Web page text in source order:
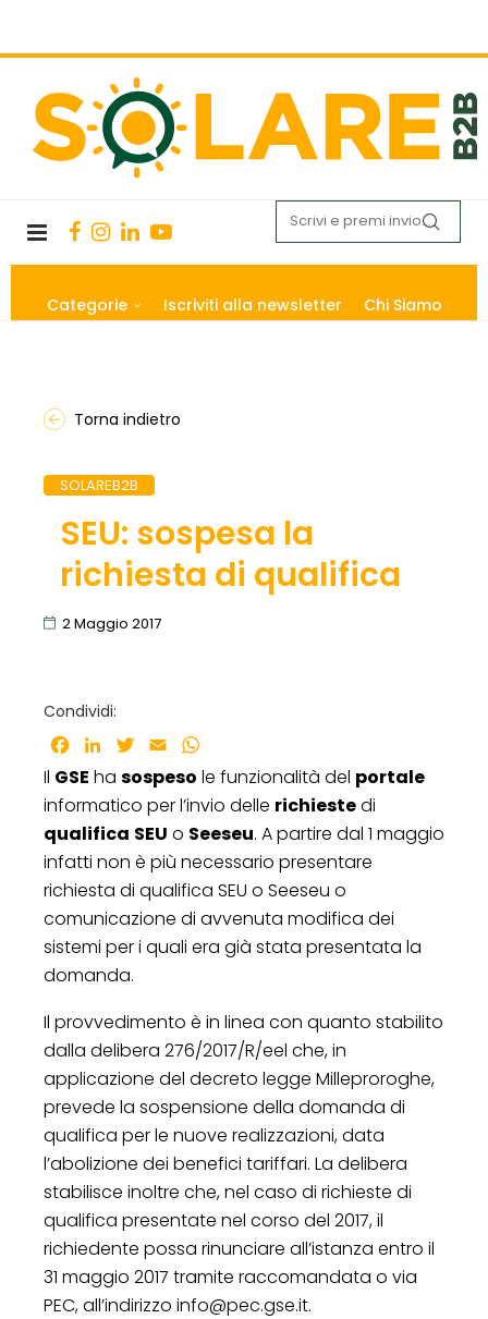
Categorie Iscriviti alla newsletter Chi Siamo
Torna indietro
SOLAREB2B
SEU: sospesa la
richiesta di qualifica
2 Maggio 2017
Condividi:
Facebook
LinkedInTwitter
Email
Il GSE ha sospeso le funzionalità del portale
informatico per l’invio delle richiestedi
qualifica SEU o Seeseu. A partire dal 1 maggio
infatti non è più necessario presentare
richiesta di qualifica SEU o Seeseu o
comunicazione di avvenuta modifica dei
sistemi per i quali era già stata presentata la
domanda.
Il provvedimento è in linea con quanto stabilito
dalla delibera 276/2017/R/eel che, in
applicazione del decreto legge Milleproroghe,
prevede la sospensione della domanda di
qualifica per le nuove realizzazioni, data
l’abolizione dei benefici tariffari. La delibera
stabilisce inoltre che, nel caso di richieste di
qualifica presentate nel corso del 2017, il
richiedente possa rinunciare all’istanza entro il
31 maggio 2017 tramite raccomandata o via
PEC, all’indirizzo info@pec.gse.it.